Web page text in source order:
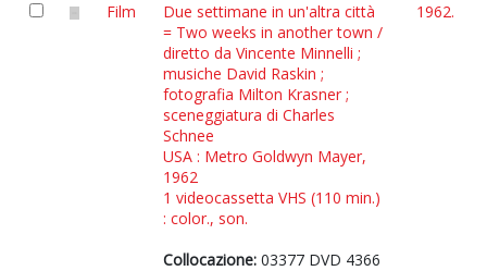
Film
Due settimane in un'altra città
= Two weeks in another town /
diretto da Vincente Minnelli ;
musiche David Raskin ;
fotografia Milton Krasner ;
sceneggiatura di Charles
Schnee
USA : Metro Goldwyn Mayer,
1962
1 videocassetta VHS (110 min.)
: color., son.
Collocazione: 03377 DVD 4366
1962.